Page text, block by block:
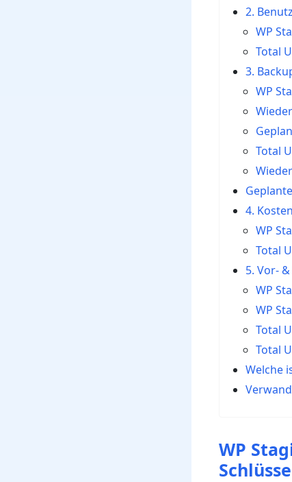
2.
WP
Total
3.
WP
Total
4.
WP
Total
5. Vor-
WP
WP
Total
Total
Welche
WP